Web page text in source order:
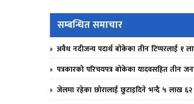
सम्बन्धित समाचार
अवैध नदीजन्य पदार्थ बोकेका तीन टिप्परलाई १
पत्रकारको परिचयपत्र बोकेका यादवसहित तीन
जेलमा रहेका छोरालाई छुटाइदिने भन्दै ५ लाख